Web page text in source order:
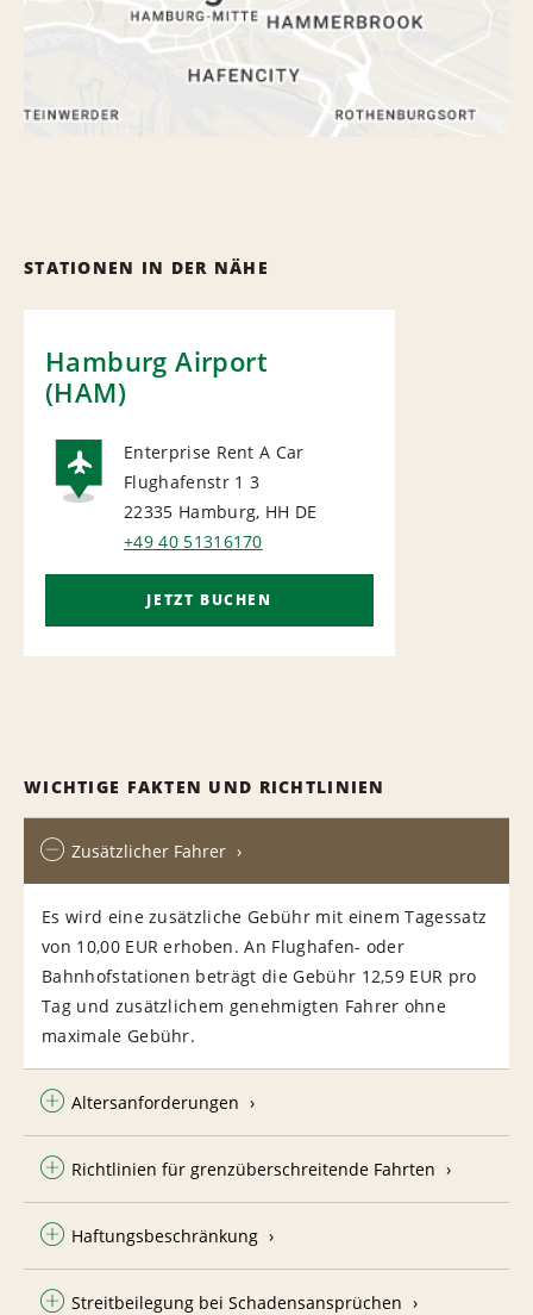
STATIONEN IN DER NÄHE
Hamburg Airport
(HAM)
AIRPORT
Enterprise Rent A Car
Flughafenstr 1 3
22335 Hamburg, HH DE
+49 40 51316170
JETZT BUCHEN
WICHTIGE FAKTEN UND RICHTLINIEN
Zusätzlicher Fahrer
Es wird eine zusätzliche Gebühr mit einem Tagessatz
von 10,00 EUR erhoben. An Flughafen- oder
Bahnhofstationen beträgt die Gebühr 12,59 EUR pro
Tag und zusätzlichem genehmigten Fahrer ohne
maximale Gebühr.
Altersanforderungen
Richtlinien für grenzüberschreitende Fahrten
Haftungsbeschränkung
Streitbeilegung bei Schadensansprüchen